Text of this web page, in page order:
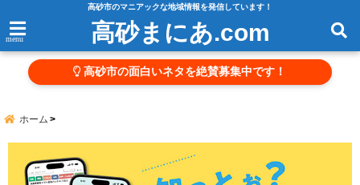
高砂市のマニアックな地域情報を発信しています！
menu 高砂まにあ.com
高砂市の面白いネタを絶賛募集中です！
ホーム